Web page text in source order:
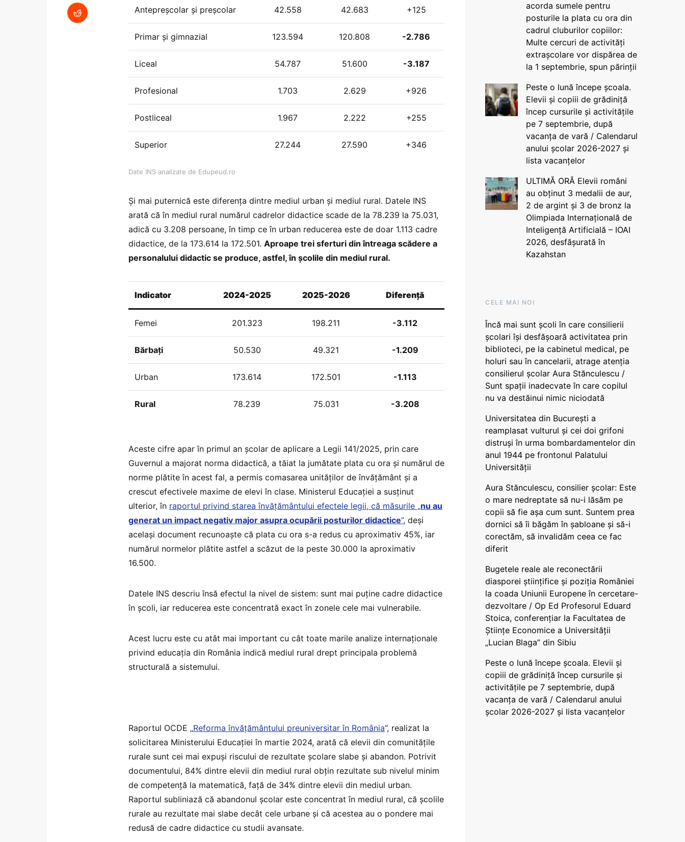
Antepreșcolar și preșcolar 42.558 42.683 +125
Primar și gimnazial 123.594 120.808 -2.786
Liceal 54.787 51.600 -3.187
Profesional 1.703 2.629 +926
Postliceal 1.967 2.222 +255
Superior 27.244 27.590 +346
Date INS analizate de Edupeud.ro
Și mai puternică este diferența dintre mediul urban și mediul rural. Datele INS
arată că în mediul rural numărul cadrelor didactice scade de la 78.239 la 75.031,
adică cu 3.208 persoane, în timp ce în urban reducerea este de doar 1.113 cadre
didactice, de la 173.614 la 172.501. Aproape trei sferturi din întreaga scădere a
personalului didactic se produce, astfel, în școlile din mediul rural.
Indicator 2024-2025 2025-2026 Diferență
Femei 201.323 198.211 -3.112
Bărbați 50.530 49.321 -1.209
Urban 173.614 172.501 -1.113
Rural 78.239 75.031 -3.208
Aceste cifre apar în primul an școlar de aplicare a Legii 141/2025, prin care
Guvernul a majorat norma didactică, a tăiat la jumătate plata cu ora și numărul de
norme plătite în acest fal, a permis comasarea unităților de învățământ și a
crescut efectivele maxime de elevi în clase. Ministerul Educației a susținut
ulterior, în raportul privind starea învățământului efectele legii, că măsurile „nu au
generat un impact negativ major asupra ocupării posturilor didactice”, deși
același document recunoaște că plata cu ora s-a redus cu aproximativ 45%, iar
numărul normelor plătite astfel a scăzut de la peste 30.000 la aproximativ
16.500.
Datele INS descriu însă efectul la nivel de sistem: sunt mai puține cadre didactice
în școli, iar reducerea este concentrată exact în zonele cele mai vulnerabile.
Acest lucru este cu atât mai important cu cât toate marile analize internaționale
privind educația din România indică mediul rural drept principala problemă
structurală a sistemului.
Raportul OCDE „Reforma învățământului preuniversitar în România”, realizat la
solicitarea Ministerului Educației în martie 2024, arată că elevii din comunitățile
rurale sunt cei mai expuși riscului de rezultate școlare slabe și abandon. Potrivit
documentului, 84% dintre elevii din mediul rural obțin rezultate sub nivelul minim
de competență la matematică, față de 34% dintre elevii din mediul urban.
Raportul subliniază că abandonul școlar este concentrat în mediul rural, că școlile
rurale au rezultate mai slabe decât cele urbane și că acestea au o pondere mai
redusă de cadre didactice cu studii avansate.
acorda sumele pentru
posturile la plata cu ora din
cadrul cluburilor copiilor:
Multe cercuri de activități
extrașcolare vor dispărea de
la 1 septembrie, spun părinții
Peste o lună începe școala.
Elevii și copiii de grădiniță
încep cursurile și activitățile
pe 7 septembrie, după
vacanța de vară / Calendarul
anului școlar 2026-2027 și
lista vacanțelor
ULTIMĂ ORĂ Elevii români
au obținut 3 medalii de aur,
2 de argint și 3 de bronz la
Olimpiada Internațională de
Inteligență Artificială – IOAI
2026, desfășurată în
Kazahstan
CELE MAI NOI
Încă mai sunt școli în care consilierii
școlari își desfășoară activitatea prin
biblioteci, pe la cabinetul medical, pe
holuri sau în cancelarii, atrage atenția
consilierul școlar Aura Stănculescu /
Sunt spații inadecvate în care copilul
nu va destăinui nimic niciodată
Universitatea din București a
reamplasat vulturul și cei doi grifoni
distruși în urma bombardamentelor din
anul 1944 pe frontonul Palatului
Universității
Aura Stănculescu, consilier școlar: Este
o mare nedreptate să nu-i lăsăm pe
copii să fie așa cum sunt. Suntem prea
dornici să îi băgăm în șabloane și să-i
corectăm, să invalidăm ceea ce fac
diferit
Bugetele reale ale reconectării
diasporei științifice și poziția României
la coada Uniunii Europene în cercetare-
dezvoltare / Op Ed Profesorul Eduard
Stoica, conferențiar la Facultatea de
Științe Economice a Universității
„Lucian Blaga” din Sibiu
Peste o lună începe școala. Elevii și
copiii de grădiniță încep cursurile și
activitățile pe 7 septembrie, după
vacanța de vară / Calendarul anului
școlar 2026-2027 și lista vacanțelor